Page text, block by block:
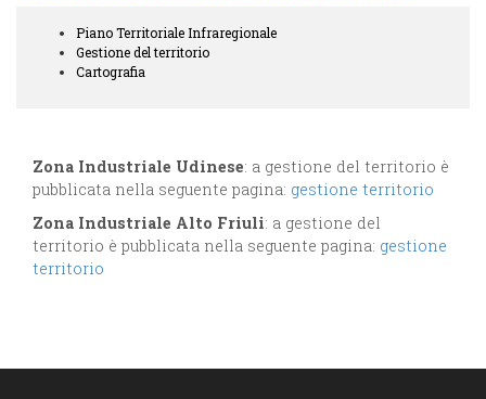
Trasparenza
submenu
Piano Territoriale Infraregionale
Gestione del territorio
Cartografia
Zona Industriale Udinese: a gestione del territorio è
pubblicata nella seguente pagina: gestione territorio
Zona Industriale Alto Friuli: a gestione del
territorio è pubblicata nella seguente pagina: gestione
territorio